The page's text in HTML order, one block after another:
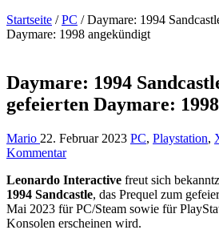
Startseite / PC / Daymare: 1994
Daymare: 1998 angekündigt
Daymare: 1994
gefeierten Daymare:
Mario 22. Februar 2023 PC, Playstation,
Kommentar
Leonardo Interactive freut sich
1994 Sandcastle, das Prequel zum
Mai 2023 für PC/Steam sowie für
Konsolen erscheinen wird.